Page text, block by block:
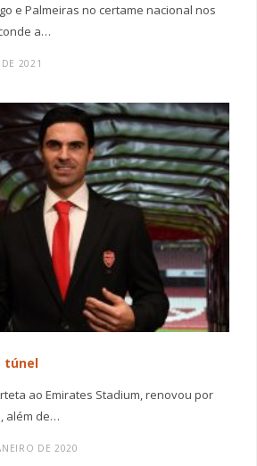
e Palmeiras no certame nacional nos
a…
2021
túnel
ao Emirates Stadium, renovou por
além de…
DE 2020